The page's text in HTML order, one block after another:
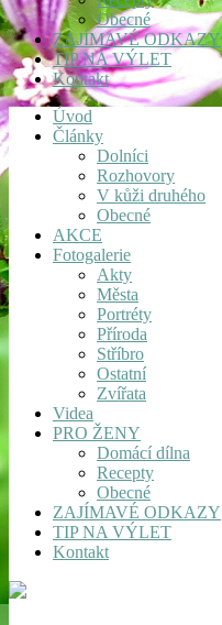
Obecné
ZAJÍMAVÉ ODKAZY
TIP NA VÝLET
Kontakt
Úvod
Články
Dolníci
Rozhovory
V kůži druhého
Obecné
AKCE
Fotogalerie
Akty
Města
Portréty
Příroda
Stříbro
Ostatní
Zvířata
Videa
PRO ŽENY
Domácí dílna
Recepty
Obecné
ZAJÍMAVÉ ODKAZY
TIP NA VÝLET
Kontakt